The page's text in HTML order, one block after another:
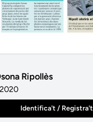
Ripollès
Identifica't / Registra't